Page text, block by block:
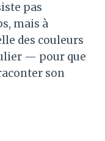
pas
mais à
des couleurs
— pour que
son